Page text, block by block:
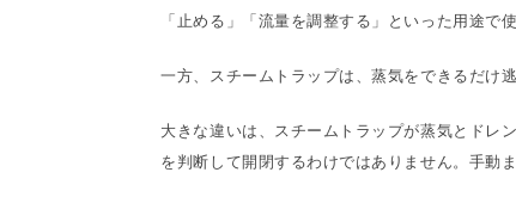
「止める」「流量を調整する」といった用途で使
一方、スチームトラップは、蒸気をできるだけ
大きな違いは、スチームトラップが蒸気とドレ
を判断して開閉するわけではありません。手動